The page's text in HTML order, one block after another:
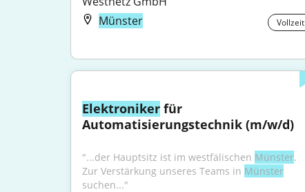
Münster
Vollzeit
Elektroniker für
Automatisierungstechnik (m/w/d)
"...der Hauptsitz ist im westfälischen Münster.
Zur Verstärkung unseres Teams in Münster
suchen..."